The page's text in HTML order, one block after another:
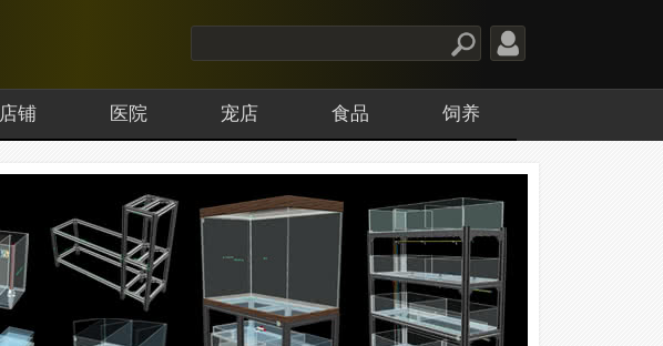
店铺 医院 宠店 食品 饲养